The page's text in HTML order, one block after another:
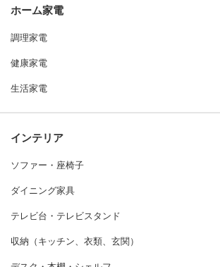
ホーム家電
調理家電
健康家電
生活家電
インテリア
ソファー・座椅子
ダイニング家具
テレビ台・テレビスタンド
収納（キッチン、衣類、玄関）